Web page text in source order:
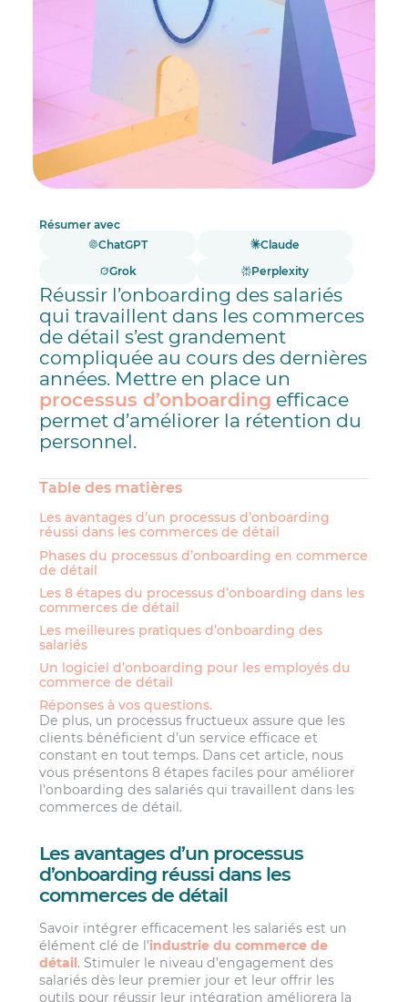
Résumer avec
ChatGPT
Claude
Grok
Perplexity
Réussir l’onboarding des salariés
qui travaillent dans les commerces
de détail s’est grandement
compliquée au cours des dernières
années. Mettre en place un
processus d’onboarding efficace
permet d’améliorer la rétention du
personnel.
Table des matières
Les avantages d’un processus d’onboarding
réussi dans les commerces de détail
Phases du processus d’onboarding en commerce
de détail
Les 8 étapes du processus d’onboarding dans les
commerces de détail
Les meilleures pratiques d’onboarding des
salariés
Un logiciel d’onboarding pour les employés du
commerce de détail
Réponses à vos questions.
De plus, un processus fructueux assure que les
clients bénéficient d’un service efficace et
constant en tout temps. Dans cet article, nous
vous présentons 8 étapes faciles pour améliorer
l’onboarding des salariés qui travaillent dans les
commerces de détail.
Les avantages d’un processus
d’onboarding réussi dans les
commerces de détail
Savoir intégrer efficacement les salariés est un
élément clé de l’industrie du commerce de
détail . Stimuler le niveau d’engagement des
salariés dès leur premier jour et leur offrir les
outils pour réussir leur intégration améliorera la